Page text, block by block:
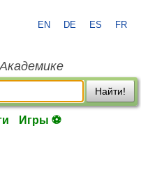
EN DE ES FR
Найти!
Игры ⚽